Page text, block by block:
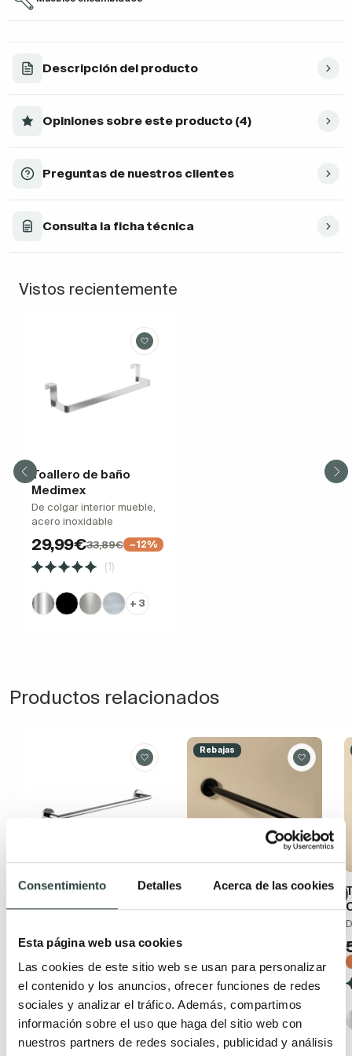
Consentimiento Detalles Acerca de las cookies
Esta página web usa cookies
Las cookies de este sitio web se usan para personalizar
el contenido y los anuncios, ofrecer funciones de redes
sociales y analizar el tráfico. Además, compartimos
información sobre el uso que haga del sitio web con
nuestros partners de redes sociales, publicidad y análisis
Descripción del producto
Opiniones sobre este producto (4)
Preguntas de nuestros clientes
Consulta la ficha técnica
Vistos recientemente
Toallero de baño
Medimex
De colgar interior mueble,
acero inoxidable
29,99€33,89€ −12%
(1)
+ 3
Productos relacionados
Toallero barra de
baño Manillons
Fijación doble adhesivo y
40,08€
Rebajas
Toallero de baño
Cosmic Architect S+
(3)
+ 3